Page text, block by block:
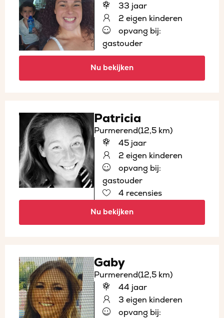
33 jaar
2 eigen kinderen
opvang bij:
gastouder
Nu bekijken
Patricia
Purmerend(12,5 km)
45 jaar
2 eigen kinderen
opvang bij:
gastouder
4 recensies
Nu bekijken
Gaby
Purmerend(12,5 km)
44 jaar
3 eigen kinderen
opvang bij: